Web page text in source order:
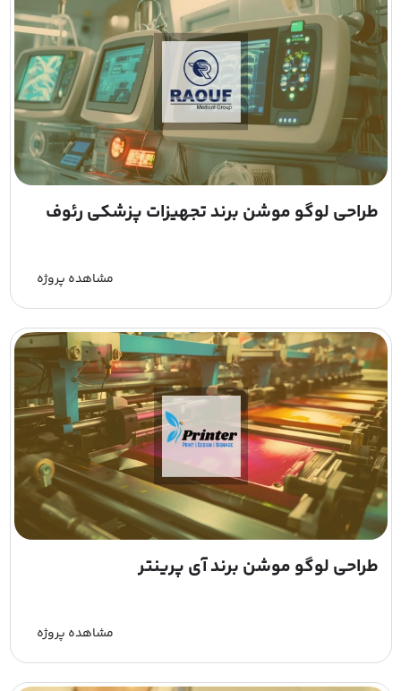
طراحی لوگو موشن برند تجهیزات پزشکی رئوف
مشاهده پروژه
طراحی لوگو موشن برند آی پرینتر
مشاهده پروژه